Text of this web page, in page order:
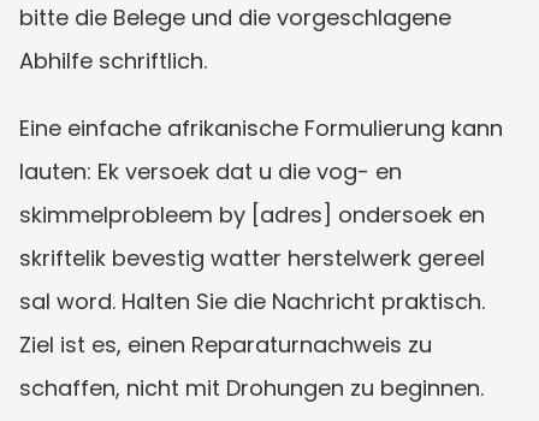
bitte die Belege und die vorgeschlagene
Abhilfe schriftlich.
Eine einfache afrikanische Formulierung kann
lauten: Ek versoek dat u die vog- en
skimmelprobleem by [adres] ondersoek en
skriftelik bevestig watter herstelwerk gereel
sal word. Halten Sie die Nachricht praktisch.
Ziel ist es, einen Reparaturnachweis zu
schaffen, nicht mit Drohungen zu beginnen.